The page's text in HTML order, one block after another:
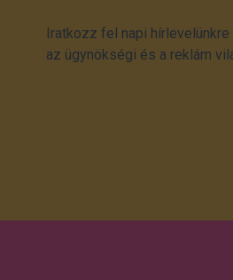
Iratkozz fel napi
az ügynökségi és a reklám